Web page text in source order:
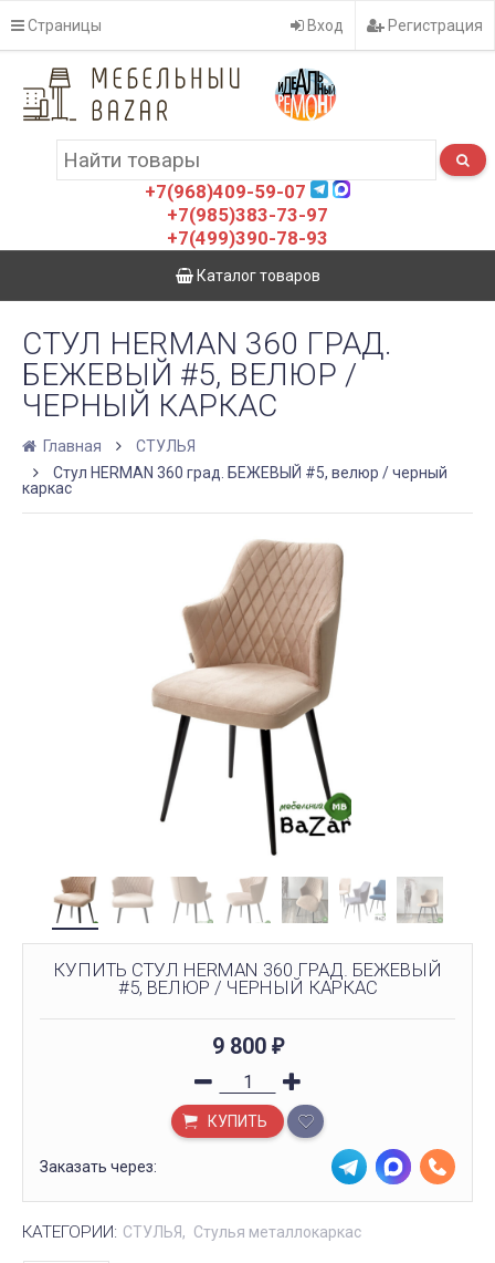
Страницы Вход Регистрация
+7(968)409-59-07
+7(985)383-73-97
+7(499)390-78-93
Каталог товаров
СТУЛ HERMAN 360 ГРАД.
БЕЖЕВЫЙ #5, ВЕЛЮР /
ЧЕРНЫЙ КАРКАС
Главная
СТУЛЬЯ
Стул HERMAN 360 град. БЕЖЕВЫЙ #5, велюр / черный
каркас
КУПИТЬ СТУЛ HERMAN 360 ГРАД. БЕЖЕВЫЙ
#5, ВЕЛЮР / ЧЕРНЫЙ КАРКАС
9 800 ₽
КУПИТЬ
Заказать через:
КАТЕГОРИИ: СТУЛЬЯ Стулья металлокаркас